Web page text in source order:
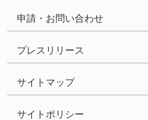
申請・お問い合わせ
プレスリリース
サイトマップ
サイトポリシー